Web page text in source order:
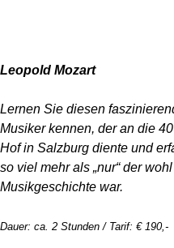
Leopold Mozart
Lernen Sie diesen
Musiker kennen, der an die
Hof in Salzburg diente und
so viel mehr als „nur“ der
Musikgeschichte war.
Dauer: ca. 2 Stunden / Tarif: € 190,-